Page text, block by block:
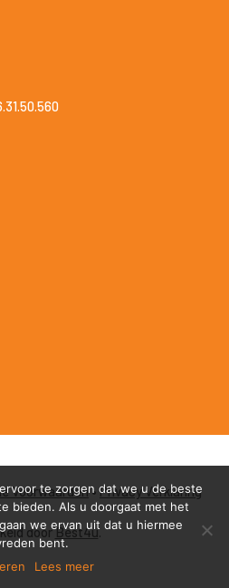
Voorwaarden•Privacy Verklaring
doorBest4u.
te zorgen dat we u de beste
bieden. Als u doorgaat met het
we ervan uit dat u hiermee
bent.
Lees meer